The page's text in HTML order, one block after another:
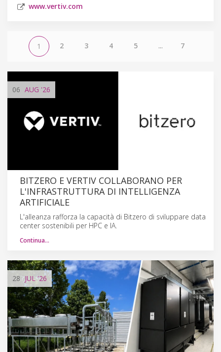
www.vertiv.com
1 2 3 4 5 ... 7
06 AUG '26
BITZERO E VERTIV COLLABORANO PER
L'INFRASTRUTTURA DI INTELLIGENZA
ARTIFICIALE
L'alleanza rafforza la capacità di Bitzero di sviluppare data
center sostenibili per HPC e IA.
Continua…
28 JUL'26